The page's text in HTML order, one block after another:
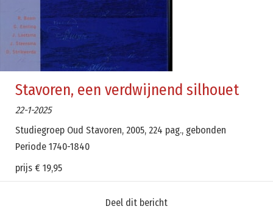
Stavoren, een verdwijnend silhouet
22-1-2025
Studiegroep Oud Stavoren, 2005, 224 pag., gebonden
Periode 1740-1840
prijs € 19,95
Deel dit bericht